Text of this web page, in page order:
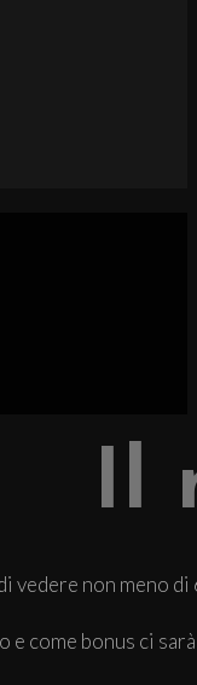
Il
vedere non meno
e come bonus ci